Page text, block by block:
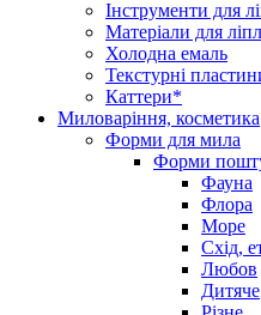
Інструменти для
Матеріали для
Холодна емаль
Текстурні
Каттери*
Миловаріння, косметика
Форми для мила
Форми
Фауна
Флора
Море
Схід,
Любов
Дитяче